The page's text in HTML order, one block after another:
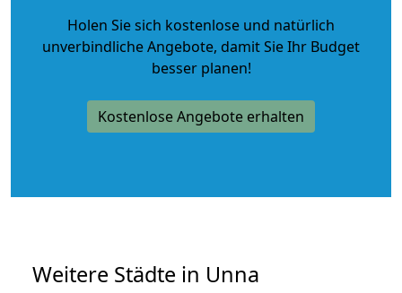
Holen Sie sich kostenlose und natürlich
unverbindliche Angebote, damit Sie Ihr Budget
besser planen!
Kostenlose Angebote erhalten
Weitere Städte in Unna